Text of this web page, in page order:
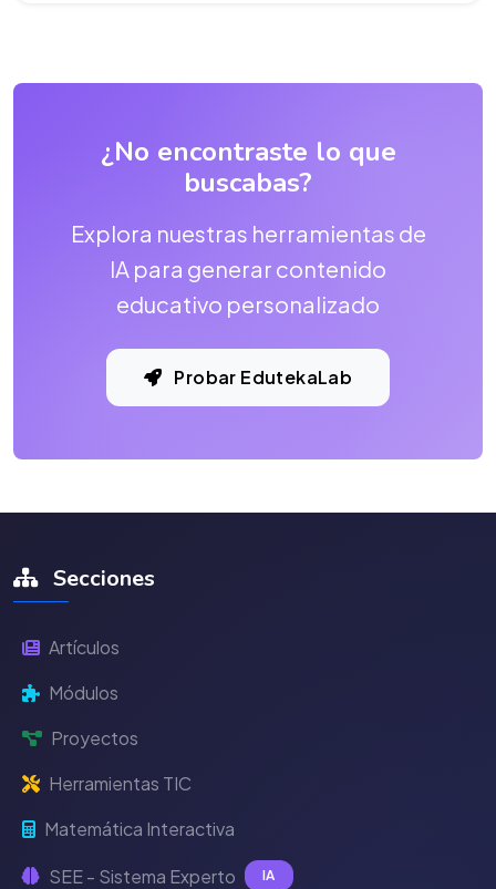
¿No encontraste lo que
buscabas?
Explora nuestras herramientas de
IA para generar contenido
educativo personalizado
Probar EdutekaLab
Secciones
Artículos
Módulos
Proyectos
Herramientas TIC
Matemática Interactiva
SEE - Sistema Experto IA